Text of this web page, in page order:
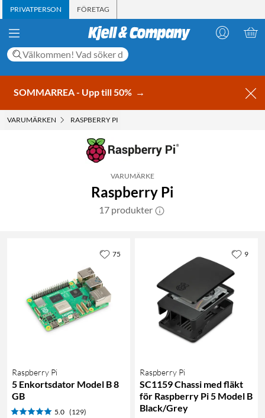
PRIVATPERSON FÖRETAG
SOMMARREA - Upp till 50% →
VARUMÄRKEN RASPBERRY PI
VARUMÄRKE
Raspberry Pi
17 produkter
Raspberry Pi
5 Enkortsdator Model B 8
GB
5.0 (129)
75
Raspberry Pi
SC1159 Chassi med fläkt
för Raspberry Pi 5 Model B
Black/Grey
9